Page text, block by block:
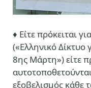
♦ Eίτε πρόκειται
(«Ελληνικό Δίκτυο
8ης Μάρτη») είτε
εξοβελισμός κάθε